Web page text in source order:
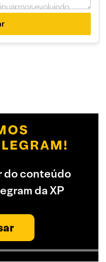
do conteúdo
da XP